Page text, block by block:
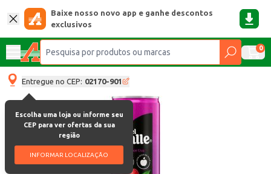
Baixe nosso novo app e ganhe descontos
exclusivos
0
Entregue no CEP: 02170-901
Escolha uma loja ou informe seu
CEP para ver ofertas da sua
região
INFORMAR LOCALIZAÇÃO